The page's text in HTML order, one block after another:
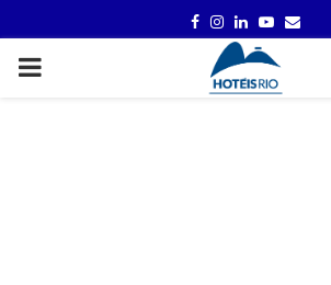
FACEBOOK
INSTAGRAM
LINKEDIN
PRIMARY